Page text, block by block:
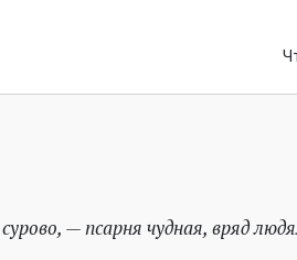
— псарня чудная, вряд